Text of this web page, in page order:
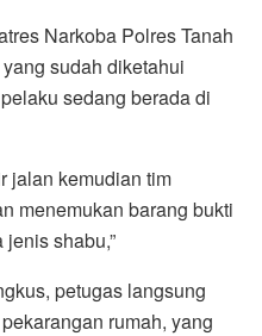
Narkoba Polres Tanah
sudah diketahui
sedang berada di
jalan kemudian tim
menemukan barang bukti
shabu,”
petugas langsung
rumah, yang